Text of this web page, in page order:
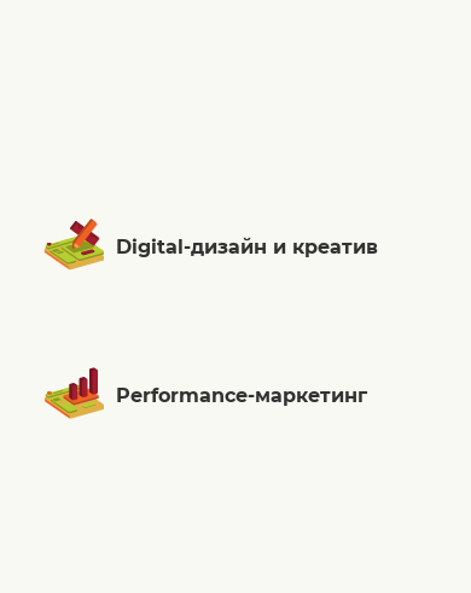
Digital-дизайн и креатив
Performance-маркетинг